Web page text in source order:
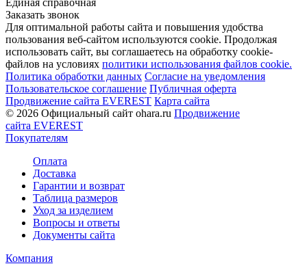
Единая справочная
Заказать звонок
Для оптимальной работы сайта и повышения удобства
пользования веб-сайтом используются cookie. Продолжая
использовать сайт, вы соглашаетесь на обработку cookie-
файлов на условиях политики использования файлов cookie.
Политика обработки данных Согласие на уведомления
Пользовательское соглашение Публичная оферта
Продвижение сайта EVEREST Карта сайта
© 2026 Официальный сайт ohara.ru Продвижение
сайта EVEREST
Покупателям
Оплата
Доставка
Гарантии и возврат
Таблица размеров
Уход за изделием
Вопросы и ответы
Документы сайта
Компания